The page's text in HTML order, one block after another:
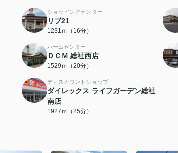
ショッピングセンター
リブ21
1231ｍ（16分）
ホームセンター
ＤＣＭ 総社西店
1529ｍ（20分）
ディスカウントショップ
ダイレックス ライフガーデン総社
南店
1927ｍ（25分）